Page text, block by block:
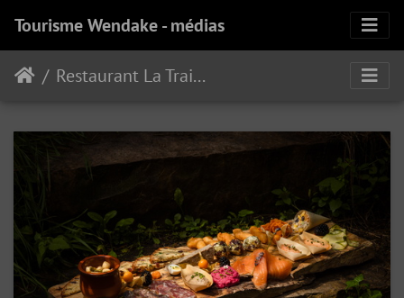
Tourisme Wendake - médias
Restaurant La Traite